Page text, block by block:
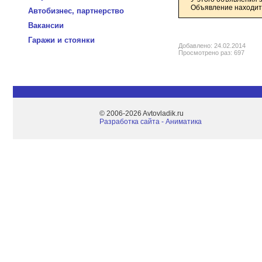
Автобизнес, партнерство
Вакансии
Гаражи и стоянки
Объявление
Добавлено: 24.02.2014
Просмотрено раз: 697
© 2006-2026 Avtovladik.ru
Разработка сайта - Aниматика